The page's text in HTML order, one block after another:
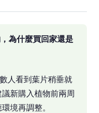
為什麼買回家還是
人看到葉片稍垂就
新購入植物前兩周
境再調整。